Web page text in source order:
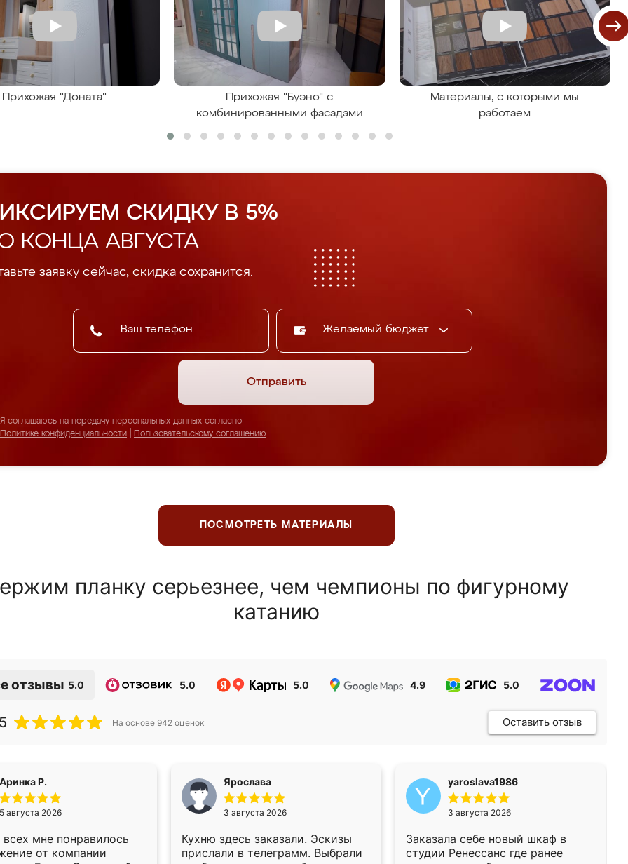
Прихожая "Доната"
Прихожая "Буэно" с
комбинированными фасадами
Материалы, с которыми мы
работаем
СКИДКУ В 5%
КОНЦА АВГУСТА
заявку сейчас, скидка сохранится.
Желаемый бюджет
Отправить
Я соглашаюсь на передачу персональных данных согласно
Политике конфиденциальности
Пользовательскому соглашению
ПОСМОТРЕТЬ МАТЕРИАЛЫ
планку серьезнее, чем чемпионы по фигурному
катанию
отзывы 5.0 5.0 5.0 4.9 5.0
На основе 942 оценок Оставить отзыв
Аринка Р.
5 августа 2026
мне понравилось
от компании
Ярослава
3 августа 2026
Кухню здесь заказали. Эскизы
прислали в телеграмм. Выбрали
yaroslava1986
3 августа 2026
Заказала себе новый шкаф в
студии Ренессанс где ранее